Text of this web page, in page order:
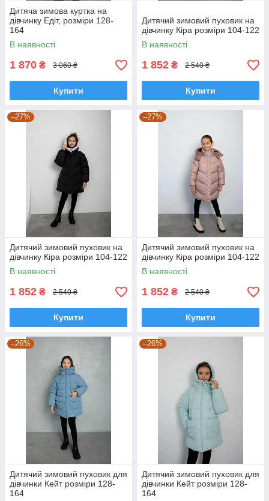
Дитяча зимова куртка на
дівчинку Едіт, розміри 128-
164
В наявності
1 870 ₴ 3 060 ₴
Купити
Дитячий зимовий пуховик на
дівчинку Кіра розміри 104-122
В наявності
1 852 ₴ 2 540 ₴
Купити
–27%
Дитячий зимовий пуховик на
дівчинку Кіра розміри 104-122
В наявності
1 852 ₴ 2 540 ₴
Купити
–27%
Дитячий зимовий пуховик на
дівчинку Кіра розміри 104-122
В наявності
1 852 ₴ 2 540 ₴
Купити
–26%
Дитячий зимовий пуховик для
дівчинки Кейт розміри 128-
164
–26%
Дитячий зимовий пуховик для
дівчинки Кейт розміри 128-
164